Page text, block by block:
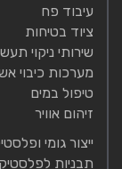
עיבוד פח
ציוד בטיחות
שירותי ניקוי
מערכות כיבוי
טיפול במים
זיהום אוויר
ייצור גומי
תבניות לפלסטיק